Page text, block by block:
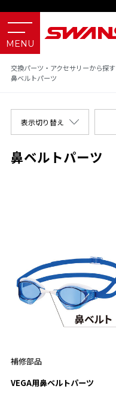
交換パーツ・アクセサリーから探す
鼻ベルトパーツ
鼻ベルトパーツ
表示切り替え
補修部品
VEGA用鼻ベルトパーツ